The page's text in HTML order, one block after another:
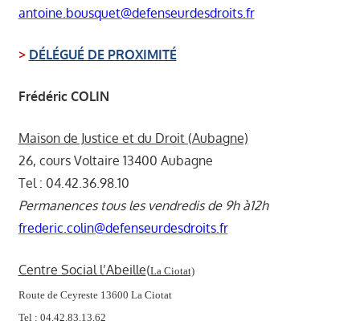
antoine.bousquet@defenseurdesdroits.fr
> DÉLÉGUÉ DE PROXIMITÉ
Frédéric COLIN
Maison de Justice et du Droit (Aubagne)
26, cours Voltaire 13400 Aubagne
Tel : 04.42.36.98.10
Permanences tous les vendredis de 9h à12h
frederic.colin@defenseurdesdroits.fr
Centre Social l’Abeille(La Ciotat)
Route de Ceyreste 13600 La Ciotat
Tel : 04.42.83.13.62